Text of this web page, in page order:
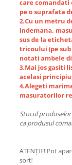
care
pe o suprafata
2.Cu un metru
indemana,
sus de la
tricoului (pe
notati ambele
3.Mai jos gasiti
acelasi
4.Alegeti
masuratorilor
Stocul
ca produsul
ATENȚIE! Pot
sort!